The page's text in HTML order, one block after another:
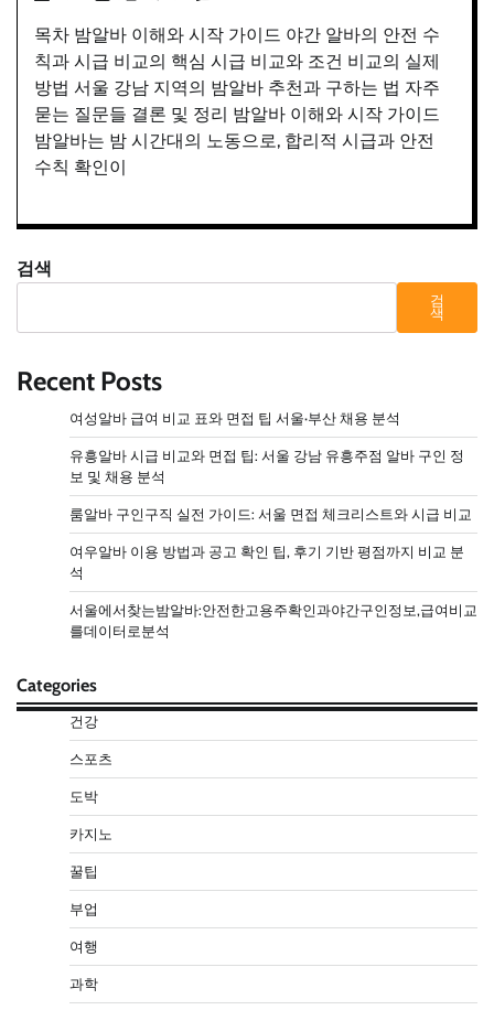
목차 밤알바 이해와 시작 가이드 야간 알바의 안전 수
칙과 시급 비교의 핵심 시급 비교와 조건 비교의 실제
방법 서울 강남 지역의 밤알바 추천과 구하는 법 자주
묻는 질문들 결론 및 정리 밤알바 이해와 시작 가이드
밤알바는 밤 시간대의 노동으로, 합리적 시급과 안전
수칙 확인이
검색
검
색
Recent Posts
여성알바 급여 비교 표와 면접 팁 서울·부산 채용 분석
유흥알바 시급 비교와 면접 팁: 서울 강남 유흥주점 알바 구인 정
보 및 채용 분석
룸알바 구인구직 실전 가이드: 서울 면접 체크리스트와 시급 비교
여우알바 이용 방법과 공고 확인 팁, 후기 기반 평점까지 비교 분
석
서울에서찾는밤알바:안전한고용주확인과야간구인정보,급여비교
를데이터로분석
Categories
건강
스포츠
도박
카지노
꿀팁
부업
여행
과학